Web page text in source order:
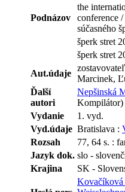
Podnázov
the
conference
súčasného
šperk stret
šperk stret
Aut.údaje
Marcinek,
Ďalší
autori
Nepšinská
Kompilátor)
Vydanie
1. vyd.
Vyd.údaje Bratislava :
Rozsah
77, 64 s. :
Jazyk dok. slo -
Krajina
SK -
Kovačíková